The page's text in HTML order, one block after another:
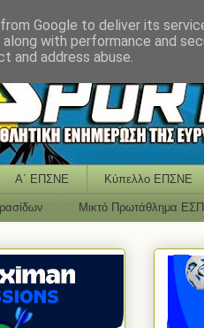
Α΄ ΕΠΣΝΕ Κύπελλο ΕΠΣΝΕ
Μικτό Πρωτάθλημα
Google to deliver its
along with performance and
and address abuse.